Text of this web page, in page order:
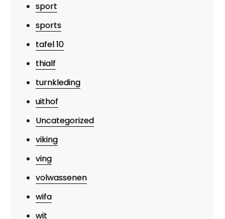
sport
sports
tafel 10
thialf
turnkleding
uithof
Uncategorized
viking
ving
volwassenen
wifa
wit